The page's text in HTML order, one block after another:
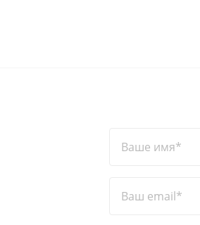
Ваше имя*
Ваш email*